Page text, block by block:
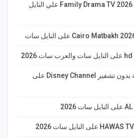
تردد قناة فاميلي دراما Family Drama TV 2026 علي النايل
تردد قناة ديزني العربية بدون تشفير Disney Channel على